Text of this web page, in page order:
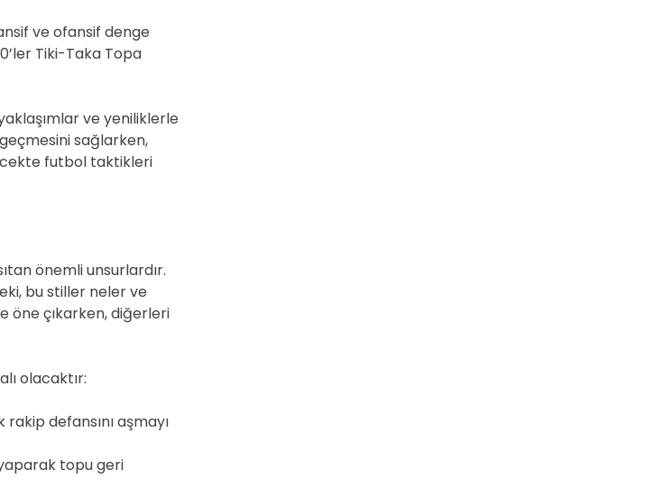
ve ofansif denge
Tiki-Taka Topa
ve yeniliklerle
sağlarken,
futbol taktikleri
önemli unsurlardır.
bu stiller neler ve
öne çıkarken, diğerleri
olacaktır:
defansını aşmayı
topu geri